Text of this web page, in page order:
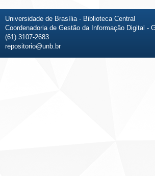
Universidade de Brasília - Biblioteca Central
Coordenadoria de Gestão da Informação Digital -
(61) 3107-2683
repositorio@unb.br